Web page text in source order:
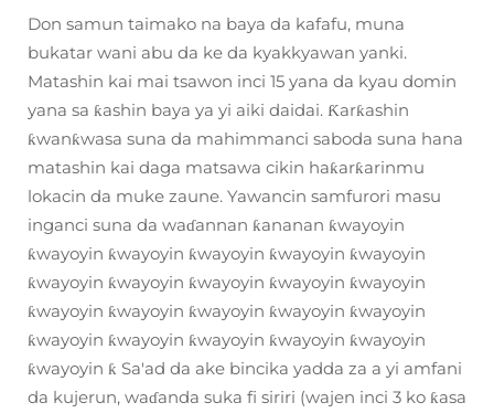
Don samun taimako na baya da kafafu, muna
bukatar wani abu da ke da kyakkyawan yanki.
Matashin kai mai tsawon inci 15 yana da kyau domin
yana sa ƙashin baya ya yi aiki daidai. Ƙarƙashin
ƙwanƙwasa suna da mahimmanci saboda suna hana
matashin kai daga matsawa cikin haƙarƙarinmu
lokacin da muke zaune. Yawancin samfurori masu
inganci suna da waɗannan ƙananan ƙwayoyin
ƙwayoyin ƙwayoyin ƙwayoyin ƙwayoyin ƙwayoyin
ƙwayoyin ƙwayoyin ƙwayoyin ƙwayoyin ƙwayoyin
ƙwayoyin ƙwayoyin ƙwayoyin ƙwayoyin ƙwayoyin
ƙwayoyin ƙwayoyin ƙwayoyin ƙwayoyin ƙwayoyin
ƙwayoyin ƙ Sa'ad da ake bincika yadda za a yi amfani
da kujerun, waɗanda suka fi siriri (wajen inci 3 ko ƙasa